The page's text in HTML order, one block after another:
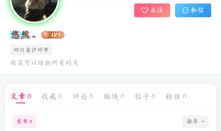
悠然。
四川省泸州市
微笑可以晴朗所有的天
关注 私信
文章 0 收藏 0 评论 0 版块 0 帖子 0 粉丝 0
发布 0 排序